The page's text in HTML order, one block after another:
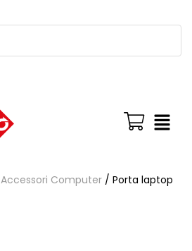
Accessori Computer / Porta laptop